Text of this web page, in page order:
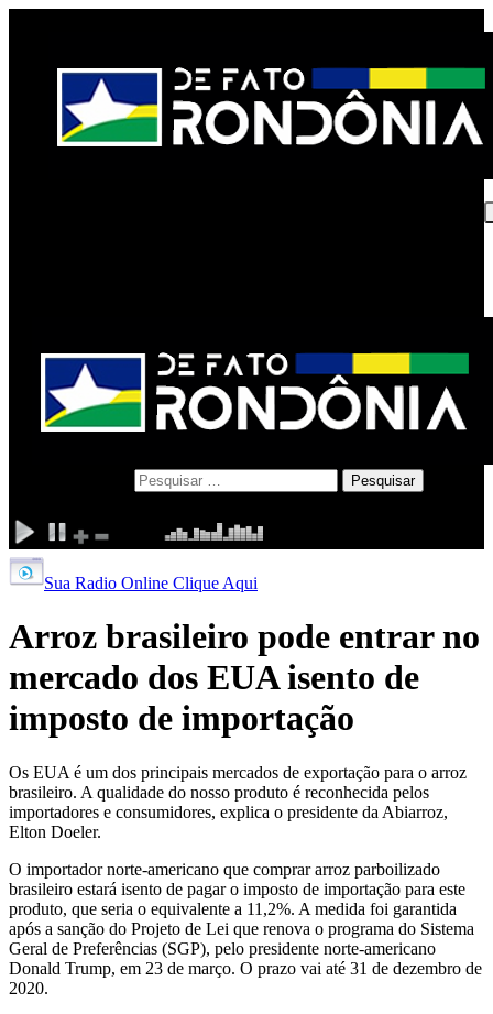
X
Sua Radio Online Clique Aqui
Arroz brasileiro pode entrar no
mercado dos EUA isento de
imposto de importação
Os EUA é um dos principais mercados de exportação para o arroz
brasileiro. A qualidade do nosso produto é reconhecida pelos
importadores e consumidores, explica o presidente da Abiarroz,
Elton Doeler.
O importador norte-americano que comprar arroz parboilizado
brasileiro estará isento de pagar o imposto de importação para este
produto, que seria o equivalente a 11,2%. A medida foi garantida
após a sanção do Projeto de Lei que renova o programa do Sistema
Geral de Preferências (SGP), pelo presidente norte-americano
Donald Trump, em 23 de março. O prazo vai até 31 de dezembro de
2020.